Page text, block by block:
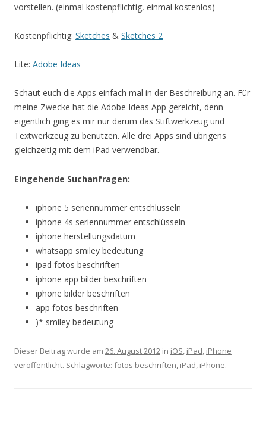
vorstellen. (einmal kostenpflichtig, einmal kostenlos)
Kostenpflichtig: Sketches & Sketches 2
Lite: Adobe Ideas
Schaut euch die Apps einfach mal in der Beschreibung an. Für
meine Zwecke hat die Adobe Ideas App gereicht, denn
eigentlich ging es mir nur darum das Stiftwerkzeug und
Textwerkzeug zu benutzen. Alle drei Apps sind übrigens
gleichzeitig mit dem iPad verwendbar.
Eingehende Suchanfragen:
iphone 5 seriennummer entschlüsseln
iphone 4s seriennummer entschlüsseln
iphone herstellungsdatum
whatsapp smiley bedeutung
ipad fotos beschriften
iphone app bilder beschriften
iphone bilder beschriften
app fotos beschriften
)* smiley bedeutung
Dieser Beitrag wurde am 26. August 2012 in iOS, iPad, iPhone
veröffentlicht. Schlagworte: fotos beschriften, iPad, iPhone.